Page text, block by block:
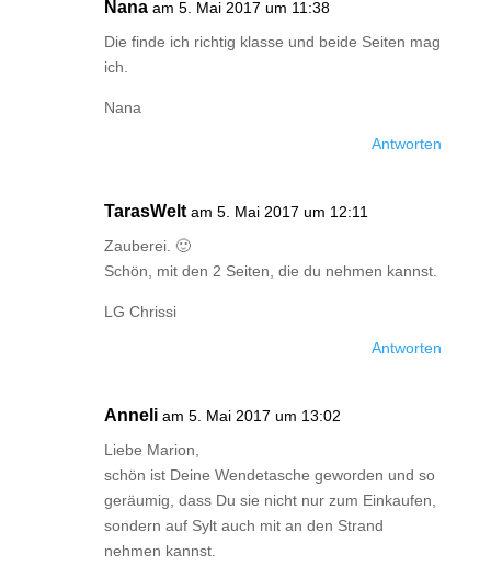
Nana am 5. Mai 2017 um 11:38
Die finde ich richtig klasse und beide Seiten mag
ich.
Nana
Antworten
TarasWelt am 5. Mai 2017 um 12:11
Zauberei. 🙂
Schön, mit den 2 Seiten, die du nehmen kannst.
LG Chrissi
Antworten
Anneli am 5. Mai 2017 um 13:02
Liebe Marion,
schön ist Deine Wendetasche geworden und so
geräumig, dass Du sie nicht nur zum Einkaufen,
sondern auf Sylt auch mit an den Strand
nehmen kannst.